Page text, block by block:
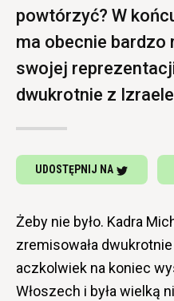
powtórzyć? W
ma obecnie bardzo
swojej
dwukrotnie z
UDOSTĘPNIJ NA
Żeby nie było. Kadra
zremisowała
aczkolwiek na koniec
Włoszech i była wielką